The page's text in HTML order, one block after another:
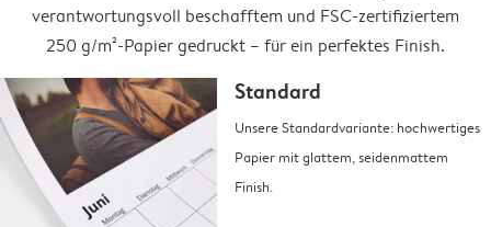
verantwortungsvoll beschafftem und FSC-zertifiziertem
250 g/m²-Papier gedruckt – für ein perfektes Finish.
Standard
Unsere Standardvariante: hochwertiges
Papier mit glattem, seidenmattem
Finish.